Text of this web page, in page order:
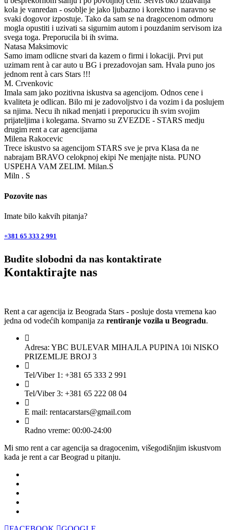
kola je vanredan - osoblje je jako ljubazno i korektno i naravno se
svaki dogovor izpostuje. Tako da sam se na dragocenom odmoru
mogla opustiti i uzivati sa sigurnim autom i pouzdanim servisom iza
svega toga. Preporucila bi ih svima.
Natasa Maksimovic
Samo imam odlicne stvari da kazem o firmi i lokaciji. Prvi put
uzimam rent à car auto u BG i prezadovojan sam. Hvala puno jos
jednom rent à cars Stars !!!
M. Crvenkovic
Imala sam jako pozitivna iskustva sa agencijom. Odnos cene i
kvaliteta je odlican. Bilo mi je zadovoljstvo i da vozim i da poslujem
sa njima. Necu ih nikad menjati i preporucicu ih svim svojim
prijateljima i kolegama. Stvarno su ZVEZDE - STARS medju
drugim rent a car agencijama
Milena Rakocevic
Trece iskustvo sa agencijom STARS sve je prva Klasa da ne
nabrajam BRAVO celokpnoj ekipi Ne menjajte nista. PUNO
USPEHA VAM ZELIM. Milan.S
Miln . S
Pozovite nas
Imate bilo kakvih pitanja?
+381 65 333 2 991
Budite slobodni da nas kontaktirate
Kontaktirajte nas
Rent a car agencija iz Beograda Stars - posluje dosta vremena kao
jedna od vodećih kompanija za rentiranje vozila u Beogradu.
Adresa: YBC BULEVAR MIHAJLA PUPINA 10i NISKO
PRIZEMLJE BROJ 3
Tel/Viber 1: +381 65 333 2 991
Tel/Viber 3: +381 65 222 08 04
E mail: rentacarstars@gmail.com
Radno vreme: 00:00-24:00
Mi smo rent a car agencija sa dragocenim, višegodišnjim iskustvom
kada je rent a car Beograd u pitanju.